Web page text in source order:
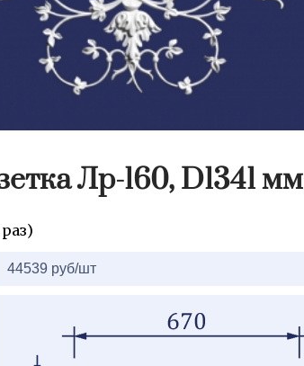
Лр-160, D1341 мм
44539 руб/шт